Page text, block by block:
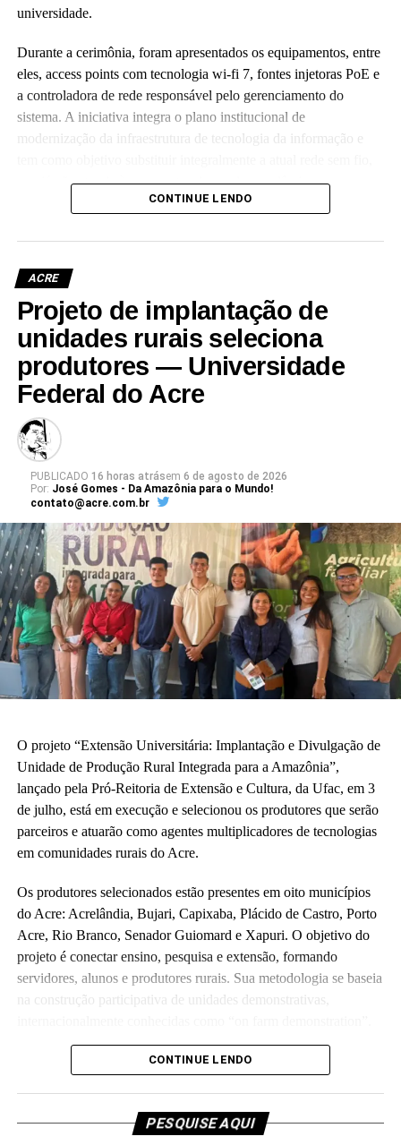
universidade.
Durante a cerimônia, foram apresentados os equipamentos, entre
eles, access points com tecnologia wi-fi 7, fontes injetoras PoE e
a controladora de rede responsável pelo gerenciamento do
sistema. A iniciativa integra o plano institucional de
modernização da infraestrutura de tecnologia da informação e
que já não atende às crescentes demandas acadêmicas e
administrativas da universidade.
Leia Mais: UFAC
CONTINUE LENDO
ACRE
Projeto de implantação de
unidades rurais seleciona
produtores — Universidade
Federal do Acre
PUBLICADO 16 horas atrásem 6 de agosto de 2026
Por: José Gomes - Da Amazônia para o Mundo!
contato@acre.com.br
O projeto “Extensão Universitária: Implantação e Divulgação de
Unidade de Produção Rural Integrada para a Amazônia”,
lançado pela Pró-Reitoria de Extensão e Cultura, da Ufac, em 3
de julho, está em execução e selecionou os produtores que serão
parceiros e atuarão como agentes multiplicadores de tecnologias
em comunidades rurais do Acre.
Os produtores selecionados estão presentes em oito municípios
do Acre: Acrelândia, Bujari, Capixaba, Plácido de Castro, Porto
Acre, Rio Branco, Senador Guiomard e Xapuri. O objetivo do
projeto é conectar ensino, pesquisa e extensão, formando
servidores, alunos e produtores rurais. Sua metodologia se baseia
na construção participativa de unidades demonstrativas,
Orçado em R$ 5,7 milhões e executado em parceria com a
recurso para melhorias de laboratórios e unidades de ensino da
CONTINUE LENDO
PESQUISE AQUI